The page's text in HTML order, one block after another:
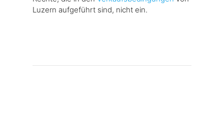
Luzern aufgeführt sind, nicht ein.